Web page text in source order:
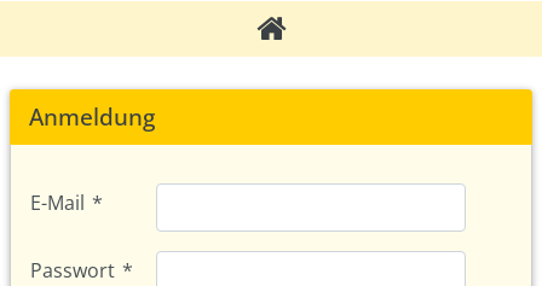
Anmeldung
E-Mail *
Passwort *